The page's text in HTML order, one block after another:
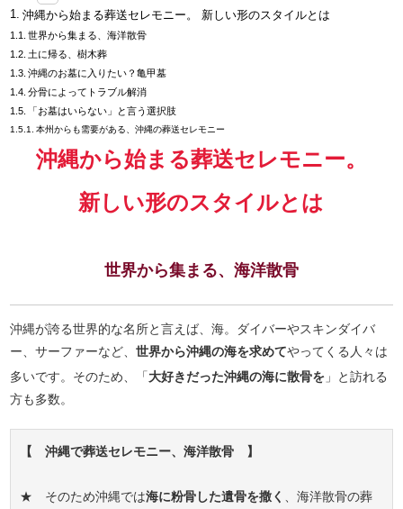
沖縄から始まる葬送セレモニー。 新しい形のスタイルとは
世界から集まる、海洋散骨
土に帰る、樹木葬
沖縄のお墓に入りたい？亀甲墓
分骨によってトラブル解消
「お墓はいらない」と言う選択肢
本州からも需要がある、沖縄の葬送セレモニー
沖縄から始まる葬送セレモニー。
新しい形のスタイルとは
世界から集まる、海洋散骨
沖縄が誇る世界的な名所と言えば、海。ダイバーやスキンダイバ
ー、サーファーなど、世界から沖縄の海を求めてやってくる人々は
多いです。そのため、「大好きだった沖縄の海に散骨を 」と訪れる
方も多数。
【 沖縄で葬送セレモニー、海洋散骨 】
★ そのため沖縄では海に粉骨した遺骨を撒く 、海洋散骨の葬